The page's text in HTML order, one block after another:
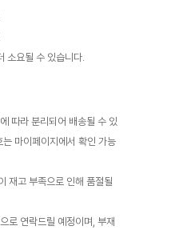
소요될 수 있습니다.
따라 분리되어 배송될 수 있
마이페이지에서 확인 가능
재고 부족으로 인해 품절될
로 연락드릴 예정이며, 부재